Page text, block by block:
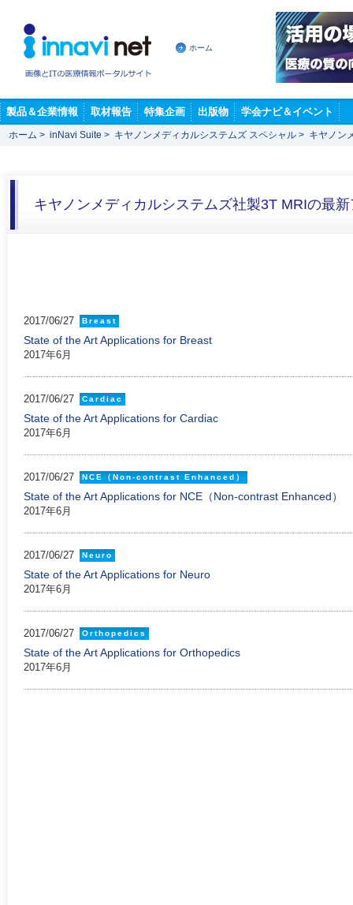
ホーム
製品＆企業情報 取材報告 特集企画 出版物 学会ナビ＆イベント
ホーム > inNavi Suite > キヤノンメディカルシステムズ スペシャル > キヤノン
キヤノンメディカルシステムズ社製3T MRIの最
2017/06/27 Breast
State of the Art Applications for Breast
2017年6月
2017/06/27 Cardiac
State of the Art Applications for Cardiac
2017年6月
2017/06/27 NCE（Non-contrast Enhanced）
State of the Art Applications for NCE（Non-contrast Enhanced）
2017年6月
2017/06/27 Neuro
State of the Art Applications for Neuro
2017年6月
2017/06/27 Orthopedics
State of the Art Applications for Orthopedics
2017年6月